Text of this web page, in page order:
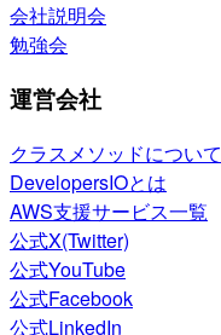
会社説明会
勉強会
運営会社
クラスメソッドについて
DevelopersIOとは
AWS支援サービス一覧
公式X(Twitter)
公式YouTube
公式Facebook
公式LinkedIn